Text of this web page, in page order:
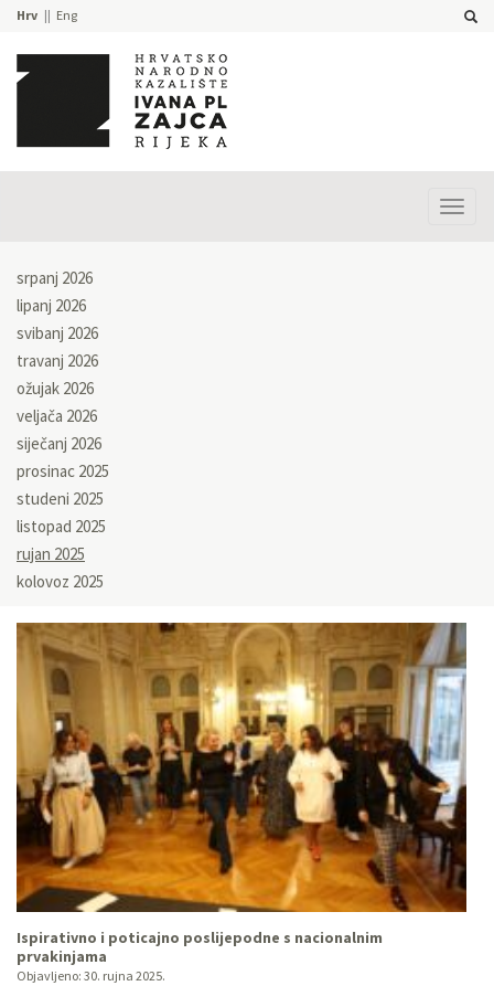
Hrv Eng
srpanj 2026
lipanj 2026
svibanj 2026
travanj 2026
ožujak 2026
veljača 2026
siječanj 2026
prosinac 2025
studeni 2025
listopad 2025
rujan 2025
kolovoz 2025
Ispirativno i poticajno poslijepodne s nacionalnim
prvakinjama
Objavljeno: 30. rujna 2025.